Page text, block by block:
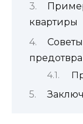
квартиры